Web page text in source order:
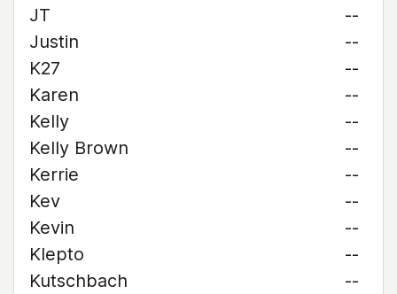
JT
--
Justin
--
K27
--
Karen
--
Kelly
--
Kelly Brown
--
Kerrie
--
Kev
--
Kevin
--
Klepto
--
Kutschbach
--